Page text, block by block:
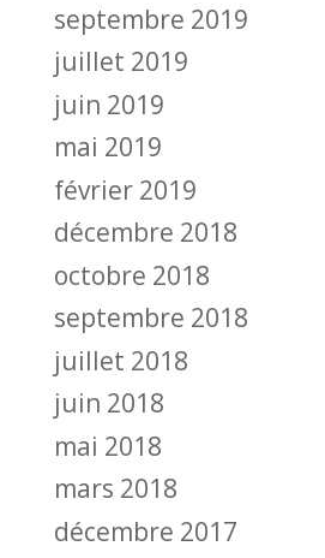
septembre 2019
juillet 2019
juin 2019
mai 2019
février 2019
décembre 2018
octobre 2018
septembre 2018
juillet 2018
juin 2018
mai 2018
mars 2018
décembre 2017